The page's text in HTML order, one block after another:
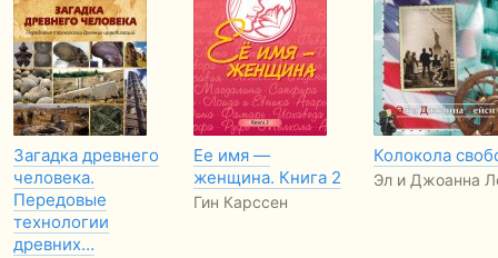
Загадка древнего
человека.
Передовые
технологии
древних…
Ее имя —
женщина. Книга 2
Гин Карссен
Колокола
Эл и Джоанна